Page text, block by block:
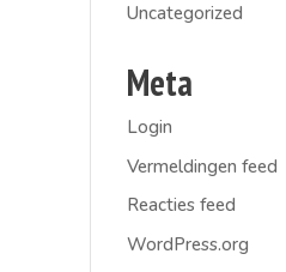
Uncategorized
Meta
Login
Vermeldingen feed
Reacties feed
WordPress.org